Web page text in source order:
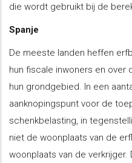
die wordt gebruikt bij de
Spanje
De meeste landen heffen
hun fiscale inwoners en
hun grondgebied. In een
aanknopingspunt voor de
schenkbelasting, in
niet de woonplaats van de
woonplaats van de